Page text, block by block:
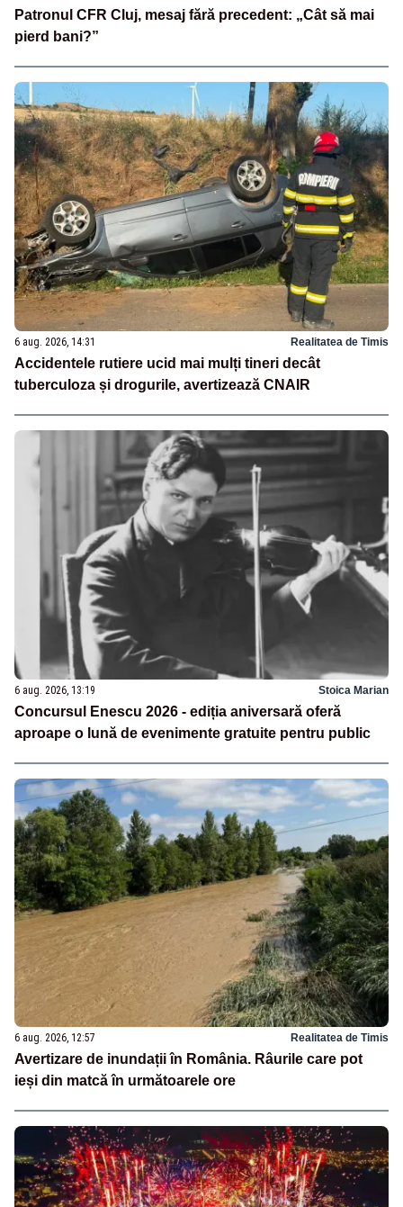
Patronul CFR Cluj, mesaj fără precedent: „Cât să mai
pierd bani?”
6 aug. 2026, 14:31 Realitatea de Timis
Accidentele rutiere ucid mai mulți tineri decât
tuberculoza și drogurile, avertizează CNAIR
6 aug. 2026, 13:19 Stoica Marian
Concursul Enescu 2026 - ediția aniversară oferă
aproape o lună de evenimente gratuite pentru public
6 aug. 2026, 12:57 Realitatea de Timis
Avertizare de inundații în România. Râurile care pot
ieși din matcă în următoarele ore